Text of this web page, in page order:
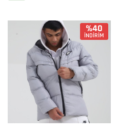
%40
İNDİRİM